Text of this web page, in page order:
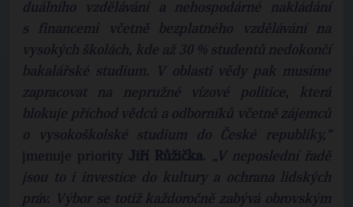
duálního vzdělávání a nehospodárné nakládání
s financemi včetně bezplatného vzdělávání na
vysokých školách, kde až 30 % studentů nedokončí
bakalářské studium. V oblasti vědy pak musíme
zapracovat na nepružné vízové politice, která
blokuje příchod vědců a odborníků včetně zájemců
o vysokoškolské studium do České republiky,“
jmenuje priority Jiří Růžička.
„V neposlední řadě
jsou to i investice do kultury a ochrana lidských
práv. Výbor se totiž každoročně zabývá obrovským